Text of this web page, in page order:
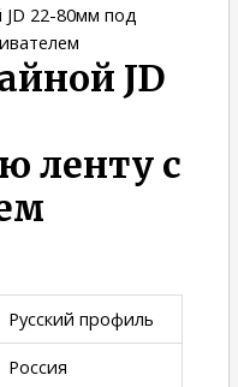
22-80мм под
JD
ленту с
Русский профиль
Россия